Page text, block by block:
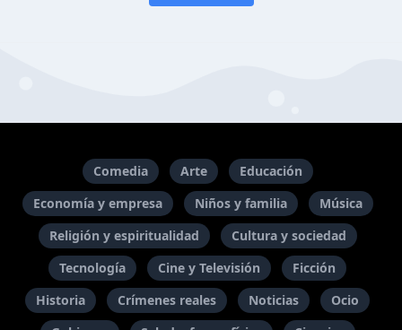
Comedia Arte
Educación
Economía y empresa
Niños y familia
Música
Religión y espiritualidad
Cultura y sociedad
Tecnología
Cine y Televisión
Ficción
Historia
Crímenes reales Noticias
Ocio